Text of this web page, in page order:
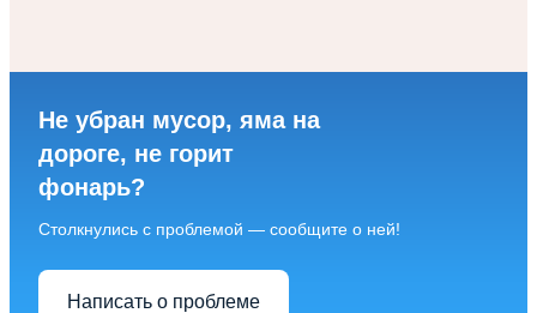
Не убран мусор, яма на
дороге, не горит
фонарь?
Столкнулись с проблемой — сообщите о ней!
Написать о проблеме